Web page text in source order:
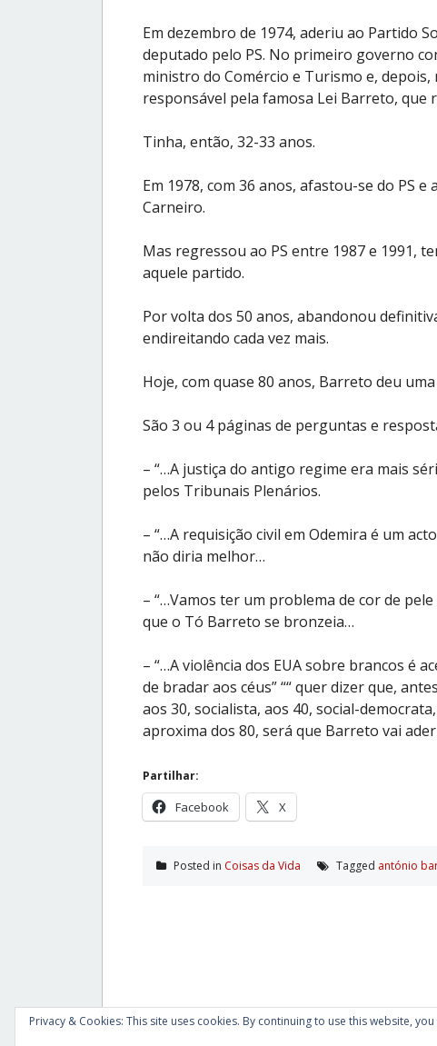
Em dezembro de 1974, aderiu ao Partido
deputado pelo PS. No primeiro governo
ministro do Comércio e Turismo e,
responsável pela famosa Lei Barreto, que
Tinha, então, 32-33 anos.
Em 1978, com 36 anos, afastou-se do PS
Carneiro.
Mas regressou ao PS entre 1987 e 1991,
aquele partido.
Por volta dos 50 anos, abandonou
endireitando cada vez mais.
Hoje, com quase 80 anos, Barreto deu
São 3 ou 4 páginas de perguntas e
– “…A justiça do antigo regime era mais
pelos Tribunais Plenários.
– “…A requisição civil em Odemira é um
não diria melhor…
– “…Vamos ter um problema de cor de
que o Tó Barreto se bronzeia…
– “…A violência dos EUA sobre brancos é
de bradar aos céus” ““ quer dizer que,
aos 30, socialista, aos 40, social-
aproxima dos 80, será que Barreto vai
Partilhar:
Facebook X
Posted in Coisas da Vida Tagged antónio
Privacy & Cookies: This site uses cookies. By continuing to use this website,